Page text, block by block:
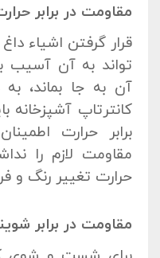
مقاومت در برابر
قرار گرفتن اشیاء
تواند به آن آسیب
آن به جا بماند،
کانترتاپ آشپزخانه
برابر حرارت
مقاومت لازم را
حرارت تغییر رنگ و
مقاومت در برابر